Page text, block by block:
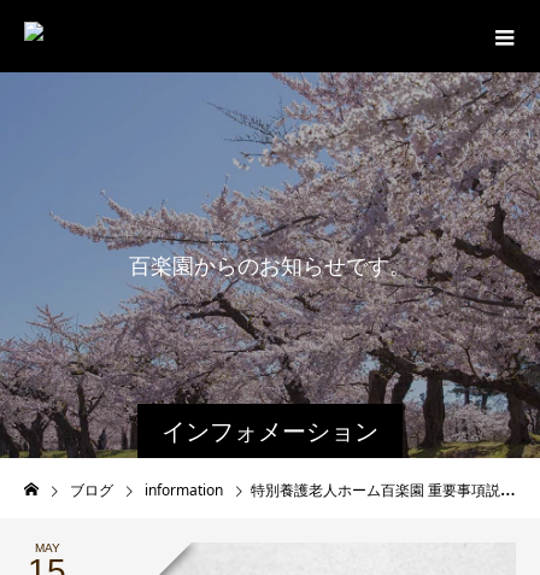
インフォメーション
百楽園からのお知らせです。
最新情報
ブログ information 特別養護老人ホーム百楽園 重要事項説明書
MAY